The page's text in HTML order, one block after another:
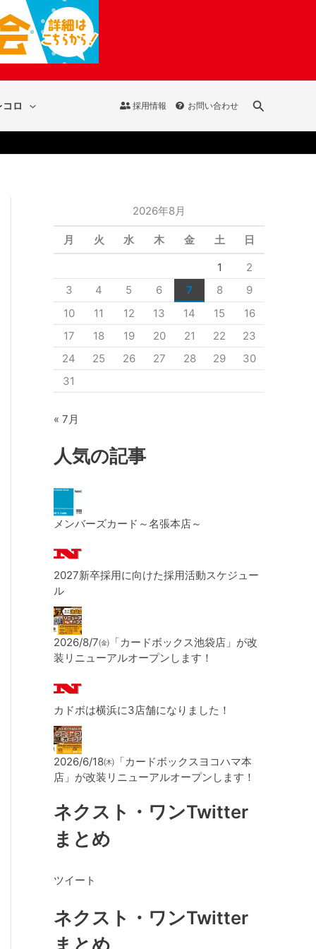
ロ 採用情報 お問い合わせ
検
2026年8月
月 火 水 木 金 土 日
1
2
3
4 5 6 7 8
9
10
11 12 13 14 15
16
17
18 19 20 21 22
23
24
25 26 27 28 29
30
31
« 7月
人気の記事
メンバーズカード～名張本店～
2027新卒採用に向けた採用活動スケジュー
ル
2026/8/7㈮「カードボックス池袋店」が改
装リニューアルオープンします！
カドボは横浜に3店舗になりました！
2026/6/18㈭「カードボックスヨコハマ本
店」が改装リニューアルオープンします！
ネクスト・ワンTwitter
まとめ
ツイート
ネクスト・ワンTwitter
まとめ